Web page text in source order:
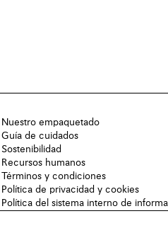
Nuestro empaquetado
Guía de cuidados
Sostenibilidad
Recursos humanos
Términos y condiciones
Política de privacidad y cookies
Política del sistema interno de